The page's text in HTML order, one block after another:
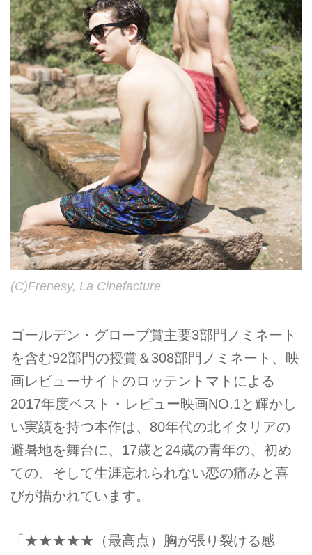
(C)Frenesy, La Cinefacture
ゴールデン・グローブ賞主要3部門ノミネート
を含む92部門の授賞＆308部門ノミネート、映
画レビューサイトのロッテントマトによる
2017年度ベスト・レビュー映画NO.1と輝かし
い実績を持つ本作は、80年代の北イタリアの
避暑地を舞台に、17歳と24歳の青年の、初め
ての、そして生涯忘れられない恋の痛みと喜
びが描かれています。
「★★★★★（最高点）胸が張り裂ける感